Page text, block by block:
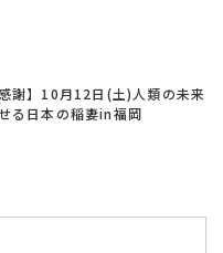
謝】10月12日(土)人類の未来
る日本の稲妻in福岡